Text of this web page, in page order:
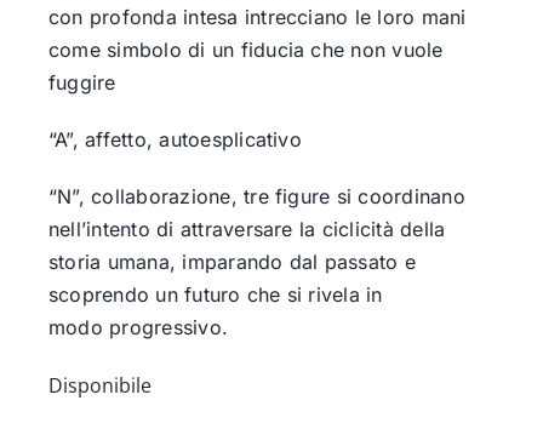
con profonda intesa intrecciano le loro mani
come simbolo di un fiducia che non vuole
fuggire
“A”, affetto, autoesplicativo
“N”, collaborazione, tre figure si coordinano
nell’intento di attraversare la ciclicità della
storia umana, imparando dal passato e
scoprendo un futuro che si rivela in
modo progressivo.
Disponibile